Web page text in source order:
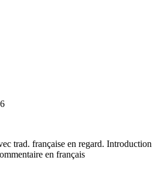
trad. française en regard. Introduction
en français